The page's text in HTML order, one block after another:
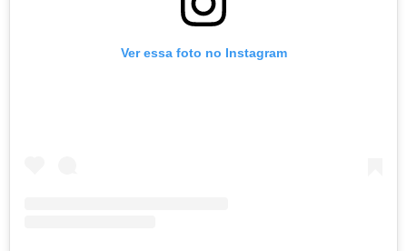
Ver essa foto no Instagram